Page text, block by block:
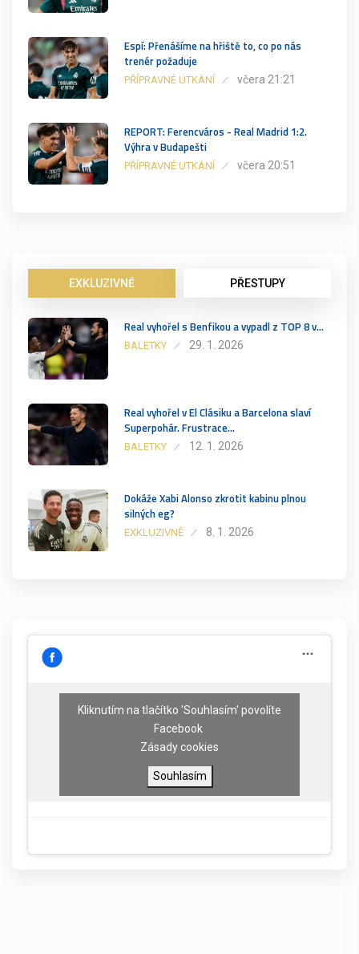
Espí: Přenášíme na hřiště to, co po nás
trenér požaduje
PŘÍPRAVNÉ UTKÁNÍ včera 21:21
REPORT: Ferencváros - Real Madrid 1:2.
Výhra v Budapešti
PŘÍPRAVNÉ UTKÁNÍ včera 20:51
EXKLUZIVNĚ PŘESTUPY
Real vyhořel s Benfikou a vypadl z TOP 8 v…
BALETKY 29. 1. 2026
Real vyhořel v El Clásiku a Barcelona slaví
Superpohár. Frustrace…
BALETKY 12. 1. 2026
Dokáže Xabi Alonso zkrotit kabinu plnou
silných eg?
EXKLUZIVNĚ 8. 1. 2026
Kliknutím na tlačítko 'Souhlasím' povolíte
Facebook
Zásady cookies
Souhlasím